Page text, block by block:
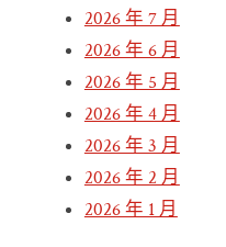
2026 年 7 月
2026 年 6 月
2026 年 5 月
2026 年 4 月
2026 年 3 月
2026 年 2 月
2026 年 1 月